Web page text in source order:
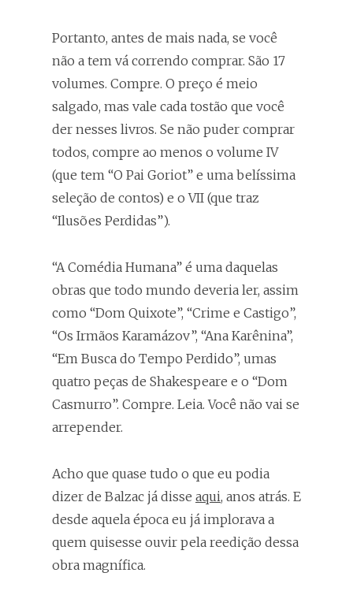
Portanto, antes de mais nada, se você
não a tem vá correndo comprar. São 17
volumes. Compre. O preço é meio
salgado, mas vale cada tostão que você
der nesses livros. Se não puder comprar
todos, compre ao menos o volume IV
(que tem “O Pai Goriot” e uma belíssima
seleção de contos) e o VII (que traz
“Ilusões Perdidas”).
“A Comédia Humana” é uma daquelas
obras que todo mundo deveria ler, assim
como “Dom Quixote”, “Crime e Castigo”,
“Os Irmãos Karamázov”, “Ana Karênina”,
“Em Busca do Tempo Perdido”, umas
quatro peças de Shakespeare e o “Dom
Casmurro”. Compre. Leia. Você não vai se
arrepender.
Acho que quase tudo o que eu podia
dizer de Balzac já disse aqui, anos atrás. E
desde aquela época eu já implorava a
quem quisesse ouvir pela reedição dessa
obra magnífica.